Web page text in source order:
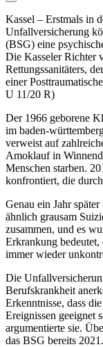
Kassel – Erstmals in
Unfallversicherung
(BSG) eine
Die Kasseler Richter
Rettungssanitäters,
einer
U 11/20 R)
Der 1966 geborene
im baden-
verweist auf
Amoklauf in
Menschen starben.
konfrontiert, die
Genau ein Jahr
ähnlich grausam
zusammen, und es
Erkrankung
immer wieder
Die
Berufskrankheit
Erkenntnisse, dass
Ereignissen geeignet
argumentierte sie.
das BSG bereits 2021.